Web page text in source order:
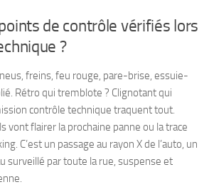
de contrôle vérifiés lors
?
freins, feu rouge, pare-brise, essuie-
Rétro qui tremblote ? Clignotant qui
contrôle technique traquent tout.
vont flairer la prochaine panne ou la trace
C’est un passage au rayon X de l’auto, un
surveillé par toute la rue, suspense et